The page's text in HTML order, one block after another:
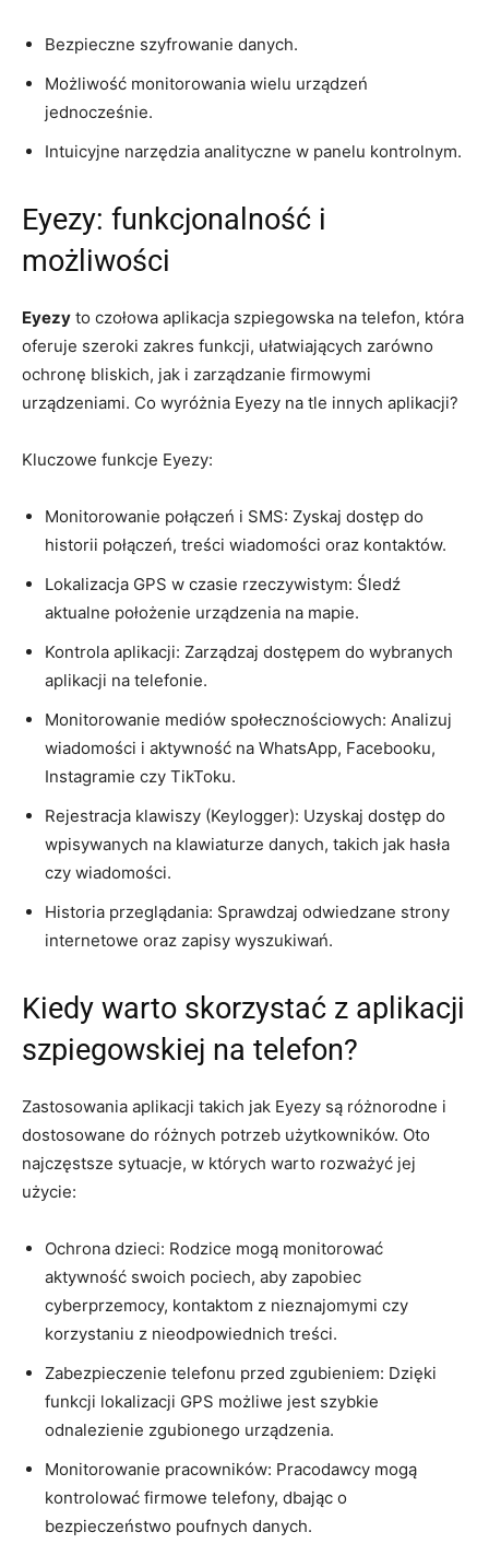
Bezpieczne szyfrowanie danych.
Możliwość monitorowania wielu urządzeń
jednocześnie.
Intuicyjne narzędzia analityczne w panelu kontrolnym.
Eyezy: funkcjonalność i
możliwości
Eyezy to czołowa aplikacja szpiegowska na telefon, która
oferuje szeroki zakres funkcji, ułatwiających zarówno
ochronę bliskich, jak i zarządzanie firmowymi
urządzeniami. Co wyróżnia Eyezy na tle innych aplikacji?
Kluczowe funkcje Eyezy:
Monitorowanie połączeń i SMS: Zyskaj dostęp do
historii połączeń, treści wiadomości oraz kontaktów.
Lokalizacja GPS w czasie rzeczywistym: Śledź
aktualne położenie urządzenia na mapie.
Kontrola aplikacji: Zarządzaj dostępem do wybranych
aplikacji na telefonie.
Monitorowanie mediów społecznościowych: Analizuj
wiadomości i aktywność na WhatsApp, Facebooku,
Instagramie czy TikToku.
Rejestracja klawiszy (Keylogger): Uzyskaj dostęp do
wpisywanych na klawiaturze danych, takich jak hasła
czy wiadomości.
Historia przeglądania: Sprawdzaj odwiedzane strony
internetowe oraz zapisy wyszukiwań.
Kiedy warto skorzystać z aplikacji
szpiegowskiej na telefon?
Zastosowania aplikacji takich jak Eyezy są różnorodne i
dostosowane do różnych potrzeb użytkowników. Oto
najczęstsze sytuacje, w których warto rozważyć jej
użycie:
Ochrona dzieci: Rodzice mogą monitorować
aktywność swoich pociech, aby zapobiec
cyberprzemocy, kontaktom z nieznajomymi czy
korzystaniu z nieodpowiednich treści.
Zabezpieczenie telefonu przed zgubieniem: Dzięki
funkcji lokalizacji GPS możliwe jest szybkie
odnalezienie zgubionego urządzenia.
Monitorowanie pracowników: Pracodawcy mogą
kontrolować firmowe telefony, dbając o
bezpieczeństwo poufnych danych.